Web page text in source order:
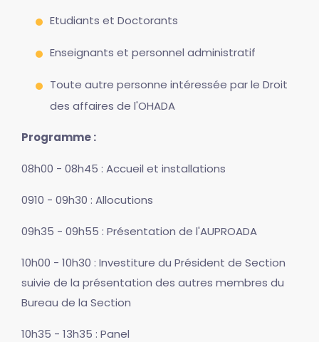
Etudiants et Doctorants
Enseignants et personnel administratif
Toute autre personne intéressée par le Droit
des affaires de l'OHADA
Programme :
08h00 - 08h45 : Accueil et installations
0910 - 09h30 : Allocutions
09h35 - 09h55 : Présentation de l'AUPROADA
10h00 - 10h30 : Investiture du Président de Section
suivie de la présentation des autres membres du
Bureau de la Section
10h35 - 13h35 : Panel